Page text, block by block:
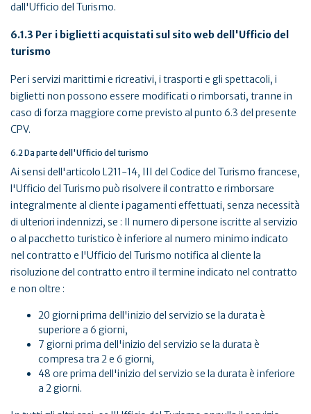
dall'Ufficio del Turismo.
6.1.3 Per i biglietti acquistati sul sito web dell'Ufficio del
turismo
Per i servizi marittimi e ricreativi, i trasporti e gli spettacoli, i
biglietti non possono essere modificati o rimborsati, tranne in
caso di forza maggiore come previsto al punto 6.3 del presente
CPV.
6.2 Da parte dell'Ufficio del turismo
Ai sensi dell'articolo L211-14, III del Codice del Turismo francese,
l'Ufficio del Turismo può risolvere il contratto e rimborsare
integralmente al cliente i pagamenti effettuati, senza necessità
di ulteriori indennizzi, se : Il numero di persone iscritte al servizio
o al pacchetto turistico è inferiore al numero minimo indicato
nel contratto e l'Ufficio del Turismo notifica al cliente la
risoluzione del contratto entro il termine indicato nel contratto
e non oltre :
20 giorni prima dell'inizio del servizio se la durata è
superiore a 6 giorni,
7 giorni prima dell'inizio del servizio se la durata è
compresa tra 2 e 6 giorni,
48 ore prima dell'inizio del servizio se la durata è inferiore
a 2 giorni.